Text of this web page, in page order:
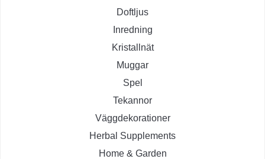
Doftljus
Inredning
Kristallnät
Muggar
Spel
Tekannor
Väggdekorationer
Herbal Supplements
Home & Garden